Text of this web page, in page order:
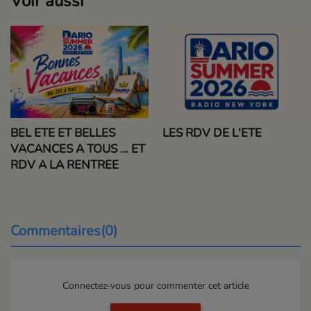
BEL ETE ET BELLES
VACANCES A TOUS … ET
RDV A LA RENTREE
LES RDV DE L'ETE
Commentaires(0)
Connectez-vous pour commenter cet article